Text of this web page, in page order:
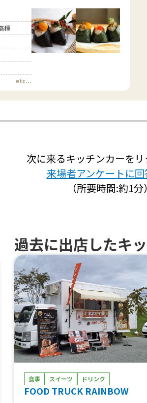
種
etc...
次に来るキッチンカーをリ
来場者アンケートに回
（所要時間:約1分）
過去に出店したキ
食事 スイーツ ドリンク
FOOD TRUCK RAINBOW